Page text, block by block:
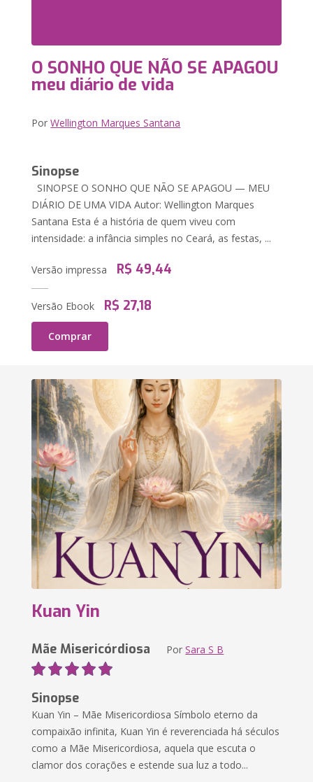
O SONHO QUE NÃO SE APAGOU
meu diário de vida
PorWellington Marques Santana
Sinopse
SINOPSE O SONHO QUE NÃO SE APAGOU — MEU
DIÁRIO DE UMA VIDA Autor: Wellington Marques
Santana Esta é a história de quem viveu com
intensidade: a infância simples no Ceará, as festas, ...
Versão impressa R$ 49,44
Versão Ebook R$ 27,18
Comprar
Kuan Yin
Mãe Misericórdiosa PorSara S B
Sinopse
Kuan Yin – Mãe Misericordiosa Símbolo eterno da
compaixão infinita, Kuan Yin é reverenciada há séculos
como a Mãe Misericordiosa, aquela que escuta o
clamor dos corações e estende sua luz a todo...